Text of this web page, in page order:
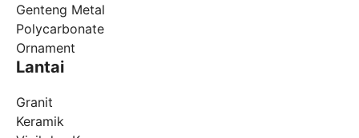
Genteng Metal
Polycarbonate
Ornament
Lantai
Granit
Keramik